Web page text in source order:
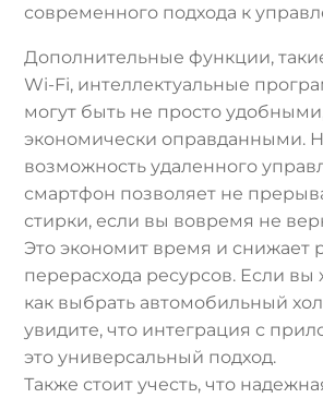
современного подхода к
Дополнительные функции,
Wi-Fi, интеллектуальные
могут быть не просто
экономически оправданными.
возможность удаленного
смартфон позволяет не
стирки, если вы вовремя не
Это экономит время и снижает
перерасхода ресурсов. Если вы
как выбрать автомобильный
увидите, что интеграция с
это универсальный подход.
Также стоит учесть, что